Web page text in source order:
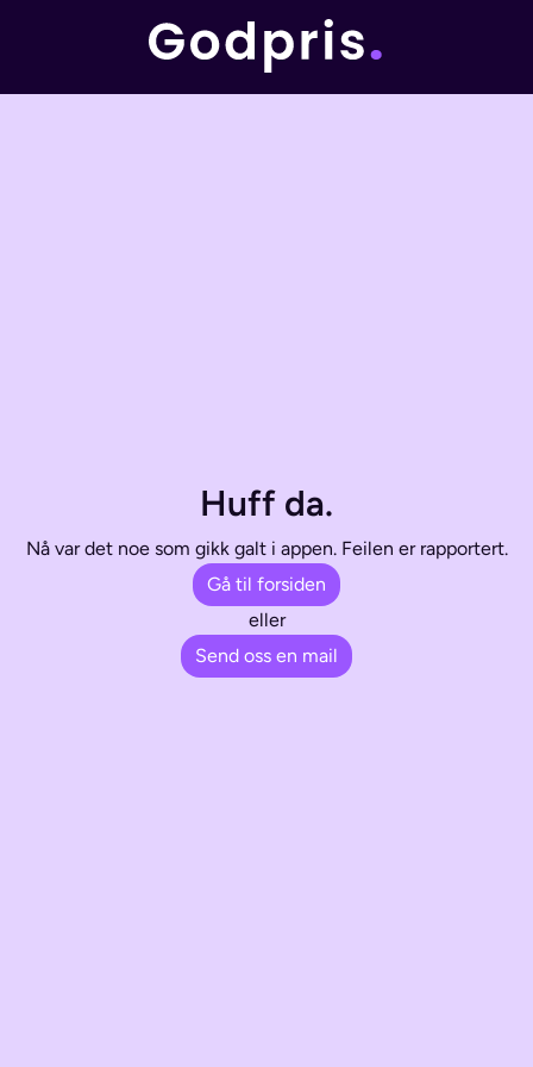
Huff da.
Nå var det noe som gikk galt i appen. Feilen er rapportert.
Gå til forsiden
eller
Send oss en mail